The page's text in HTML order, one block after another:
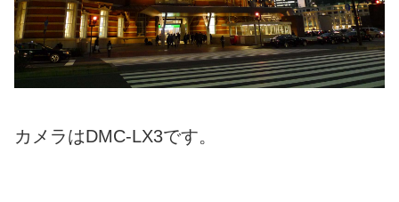
カメラはDMC-LX3です。